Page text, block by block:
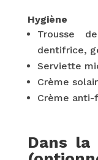
Hygiène
Trousse
dentifrice,
Serviette
Crème
Crème
Dans la